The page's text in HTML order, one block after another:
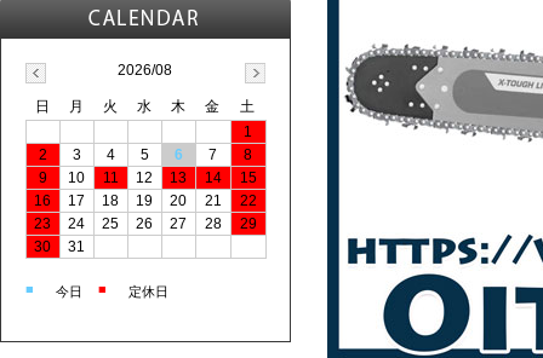
2026/08
日 月 火 水 木 金
土
1
2
3 4 5 6 7
8
9
10 11 12 13 14
15
16
17 18 19 20 21
22
23
24 25 26 27 28
29
30
31
■ 今日 ■ 定休日